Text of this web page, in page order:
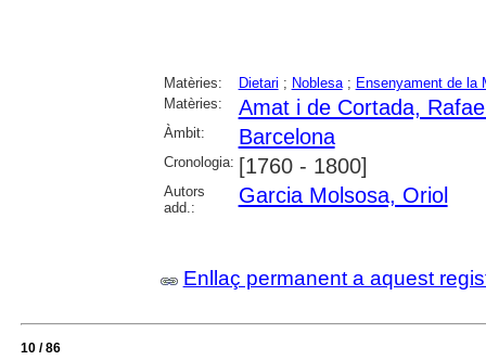
Matèries: Dietari ; Noblesa; Ensenyament de la
Matèries:
Amat i de Cortada,
Àmbit: Barcelona
Cronologia: [1760 - 1800]
Autors
add.:
Garcia Molsosa, Oriol
Enllaç permanent a aquest
10 / 86